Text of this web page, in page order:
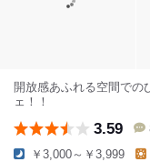
開放感あふれる空間での
ェ！！
3.59
￥3,000～￥3,999